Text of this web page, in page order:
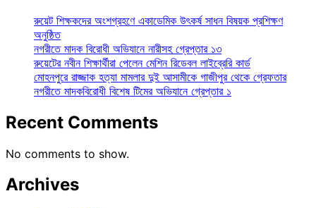
রুয়েট শিক্ষকদের অংশগ্রহণে একাডেমিক উৎকর্ষ সাধন বিষয়ক প্রশিক্ষণ
অনুষ্ঠিত
নগরীতে মাদক বিরোধী অভিযানে নারীসহ গ্রেপ্তার ১৩
রুয়েটের নবীন শিক্ষার্থীরা পেলেন মেশিন রিডেবল লাইব্রেরি কার্ড
মোহনপুরে রাজ্জাক হত্যা মামলার দুই আসামীকে গাজীপুর থেকে গ্রেফতার
নগরীতে মাদকবিরোধী বিশেষ টিমের অভিযানে গ্রেপ্তার ১
Recent Comments
No comments to show.
Archives